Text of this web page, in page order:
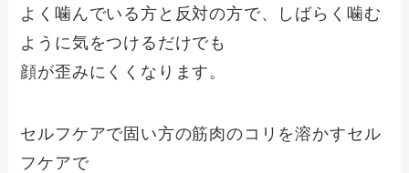
よく噛んでいる方と反対の方で、しばらく噛む
ように気をつけるだけでも
顔が歪みにくくなります。
セルフケアで固い方の筋肉のコリを溶かすセル
フケアで